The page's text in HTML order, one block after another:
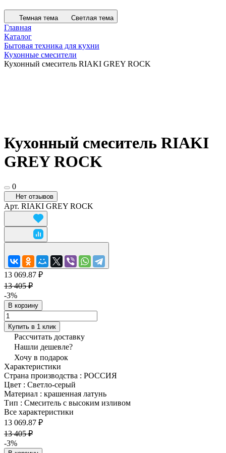
Темная тема Светлая тема
Главная
Каталог
Бытовая техника для кухни
Кухонные смесители
Кухонный смеситель RIAKI GREY ROCK
Кухонный смеситель RIAKI
GREY ROCK
0
Нет отзывов
Арт. RIAKI GREY ROCK
13 069.87 ₽
13 405 ₽
-3%
В корзину
Купить в 1 клик
Рассчитать доставку
Нашли дешевле?
Хочу в подарок
Характеристики
Страна производства : РОССИЯ
Цвет : Светло-серый
Материал : крашенная латунь
Тип : Смеситель с высоким изливом
Все характеристики
13 069.87 ₽
13 405 ₽
-3%